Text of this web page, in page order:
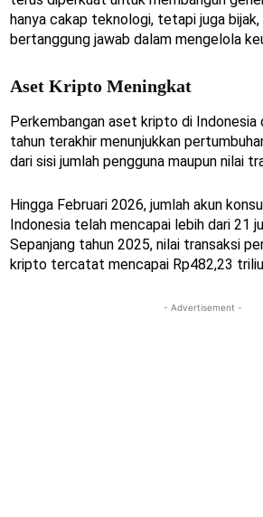
hanya cakap teknologi, tetapi juga bijak,
bertanggung jawab dalam mengelola
Aset Kripto Meningkat
Perkembangan aset kripto di Indonesia
tahun terakhir menunjukkan
dari sisi jumlah pengguna maupun nilai
Hingga Februari 2026, jumlah akun
Indonesia telah mencapai lebih dari 21
Sepanjang tahun 2025, nilai transaksi
kripto tercatat mencapai Rp482,23
- Advertisement -